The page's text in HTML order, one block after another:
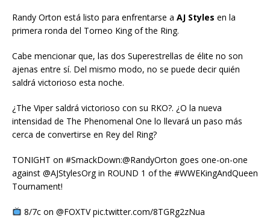
Randy Orton está listo para enfrentarse a AJ Styles en la
primera ronda del Torneo King of the Ring.
Cabe mencionar que, las dos Superestrellas de élite no son
ajenas entre sí. Del mismo modo, no se puede decir quién
saldrá victorioso esta noche.
¿The Viper saldrá victorioso con su RKO?. ¿O la nueva
intensidad de The Phenomenal One lo llevará un paso más
cerca de convertirse en Rey del Ring?
TONIGHT on #SmackDown:@RandyOrton goes one-on-one
against @AJStylesOrg in ROUND 1 of the #WWEKingAndQueen
Tournament!
8/7c on @FOXTV pic.twitter.com/8TGRg2zNua